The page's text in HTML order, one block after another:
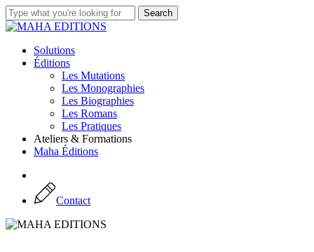
Skip
to
content
Search
Close
Menu
Solutions
Éditions
Les Mutations
Les Monographies
Les Biographies
Les Romans
Les Pratiques
Ateliers & Formations
Maha Éditions
Contact